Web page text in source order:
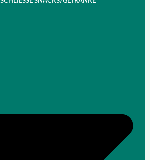
SCHLIESSE SNACKS/GETRÄNKE